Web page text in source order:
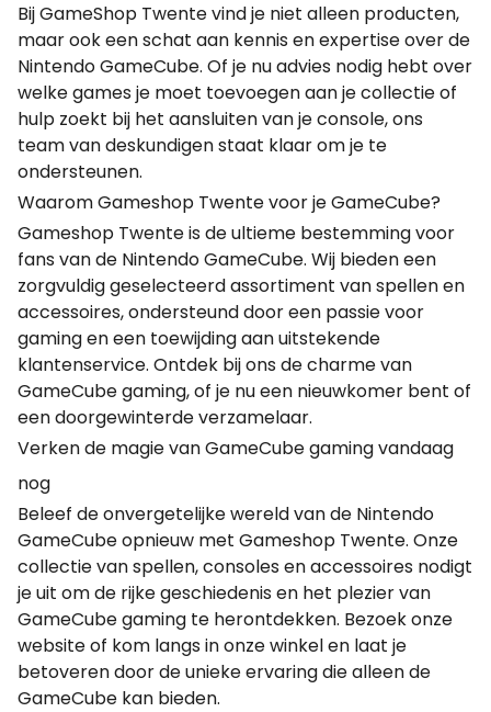
Bij GameShop Twente vind je niet alleen producten,
maar ook een schat aan kennis en expertise over de
Nintendo GameCube. Of je nu advies nodig hebt over
welke games je moet toevoegen aan je collectie of
hulp zoekt bij het aansluiten van je console, ons
team van deskundigen staat klaar om je te
ondersteunen.
Waarom Gameshop Twente voor je GameCube?
Gameshop Twente is de ultieme bestemming voor
fans van de Nintendo GameCube. Wij bieden een
zorgvuldig geselecteerd assortiment van spellen en
accessoires, ondersteund door een passie voor
gaming en een toewijding aan uitstekende
klantenservice. Ontdek bij ons de charme van
GameCube gaming, of je nu een nieuwkomer bent of
een doorgewinterde verzamelaar.
Verken de magie van GameCube gaming vandaag
nog
Beleef de onvergetelijke wereld van de Nintendo
GameCube opnieuw met Gameshop Twente. Onze
collectie van spellen, consoles en accessoires nodigt
je uit om de rijke geschiedenis en het plezier van
GameCube gaming te herontdekken. Bezoek onze
website of kom langs in onze winkel en laat je
betoveren door de unieke ervaring die alleen de
GameCube kan bieden.